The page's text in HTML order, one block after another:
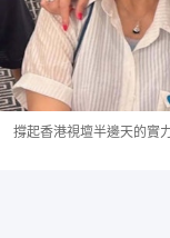
撐起香港視壇半邊天的實